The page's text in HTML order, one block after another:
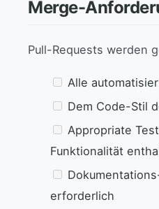
Merge-
Pull-Requests werden
Alle
Dem Code-Stil
Appropriate
Funktionalität
erforderlich